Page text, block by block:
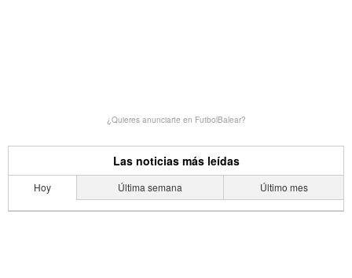
¿Quieres anunciarte en FutbolBalear?
Las noticias más leídas
Hoy Última semana Último mes